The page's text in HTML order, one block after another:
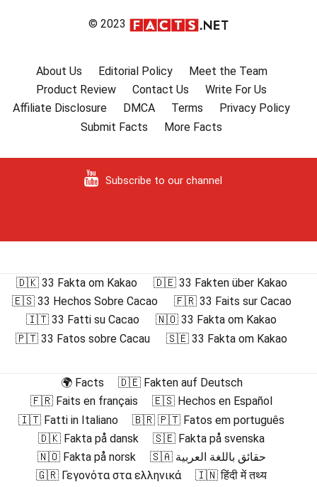
© 2023
About Us Editorial Policy
Meet the Team
Product Review
Contact Us
Write For Us
Affiliate Disclosure
DMCA Terms
Privacy Policy
Submit Facts
More Facts
Subscribe to our channel
🇩🇰 33 Fakta om Kakao
🇩🇪 33 Fakten über Kakao
🇪🇸 33 Hechos Sobre Cacao
🇫🇷 33 Faits sur Cacao
🇮🇹 33 Fatti su Cacao
🇳🇴 33 Fakta om Kakao
🇵🇹 33 Fatos sobre Cacau
🇸🇪 33 Fakta om Kakao
🌍 Facts
🇩🇪 Fakten auf Deutsch
🇫🇷 Faits en français
🇪🇸 Hechos en Español
🇮🇹 Fatti in Italiano
🇧🇷 🇵🇹 Fatos em português
🇩🇰 Fakta på dansk
🇸🇪 Fakta på svenska
🇳🇴 Fakta på norsk
🇸🇦 حقائق باللغة العربية
🇬🇷 Γεγονότα στα ελληνικά
🇮🇳 हिंदी में तथ्य